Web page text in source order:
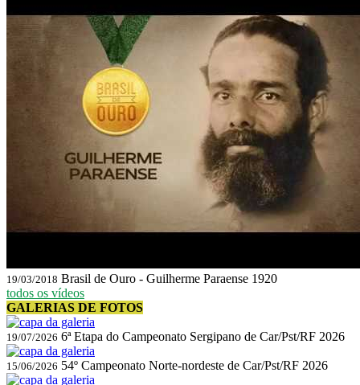
19/03/2018 Brasil de Ouro - Guilherme Paraense 1920
todos os vídeos
GALERIAS DE FOTOS
19/07/2026 6ª Etapa do Campeonato Sergipano de Car/Pst/RF 2026
15/06/2026 54º Campeonato Norte-nordeste de Car/Pst/RF 2026